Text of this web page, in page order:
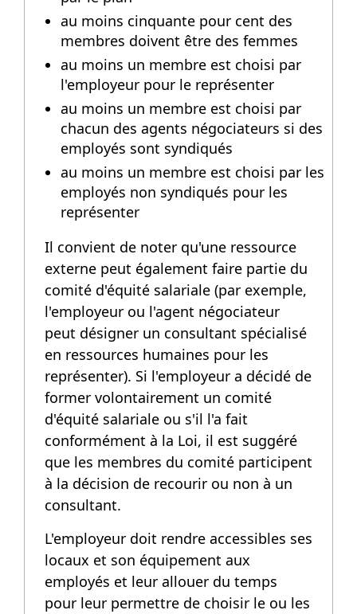
au moins cinquante pour cent des
membres doivent être des femmes
au moins un membre est choisi par
l'employeur pour le représenter
au moins un membre est choisi par
chacun des agents négociateurs si des
employés sont syndiqués
au moins un membre est choisi par les
employés non syndiqués pour les
représenter
Il convient de noter qu'une ressource
externe peut également faire partie du
comité d'équité salariale (par exemple,
l'employeur ou l'agent négociateur
peut désigner un consultant spécialisé
en ressources humaines pour les
représenter). Si l'employeur a décidé de
former volontairement un comité
d'équité salariale ou s'il l'a fait
conformément à la Loi, il est suggéré
que les membres du comité participent
à la décision de recourir ou non à un
consultant.
L'employeur doit rendre accessibles ses
locaux et son équipement aux
employés et leur allouer du temps
pour leur permettre de choisir le ou les